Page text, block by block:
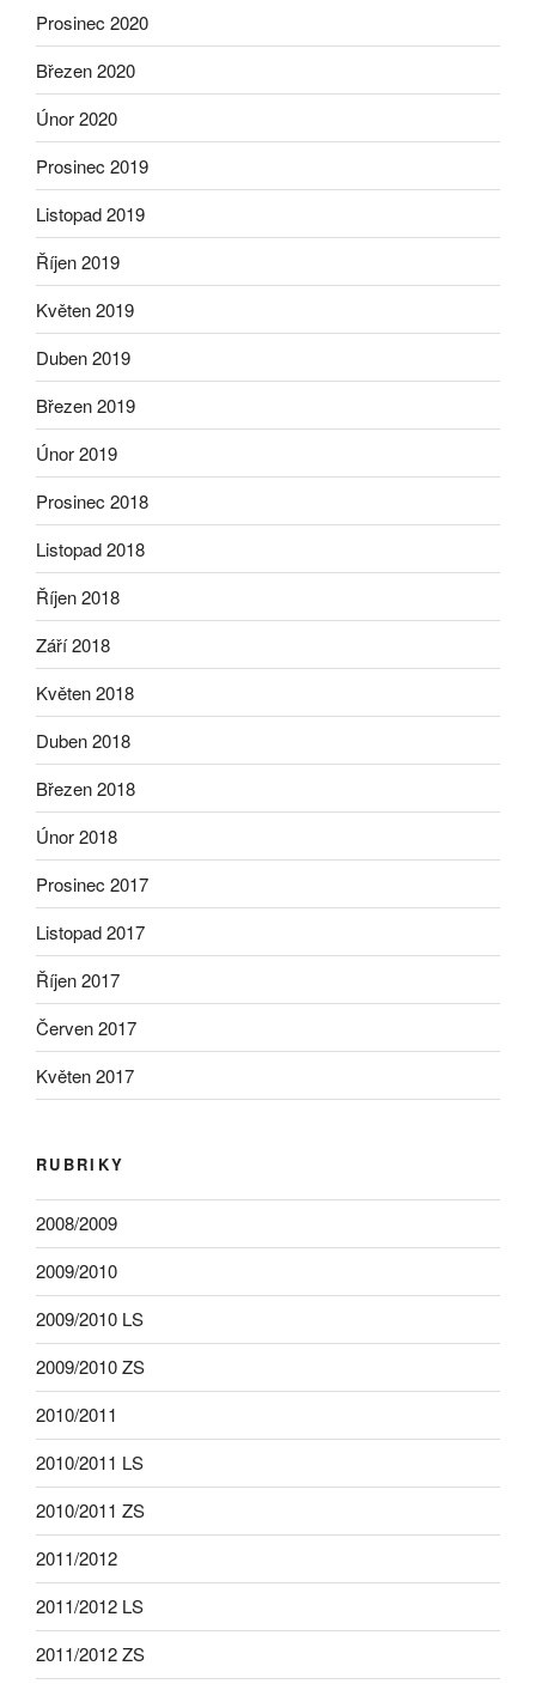
Prosinec 2020
Březen 2020
Únor 2020
Prosinec 2019
Listopad 2019
Říjen 2019
Květen 2019
Duben 2019
Březen 2019
Únor 2019
Prosinec 2018
Listopad 2018
Říjen 2018
Září 2018
Květen 2018
Duben 2018
Březen 2018
Únor 2018
Prosinec 2017
Listopad 2017
Říjen 2017
Červen 2017
Květen 2017
RUBRIKY
2008/2009
2009/2010
2009/2010 LS
2009/2010 ZS
2010/2011
2010/2011 LS
2010/2011 ZS
2011/2012
2011/2012 LS
2011/2012 ZS